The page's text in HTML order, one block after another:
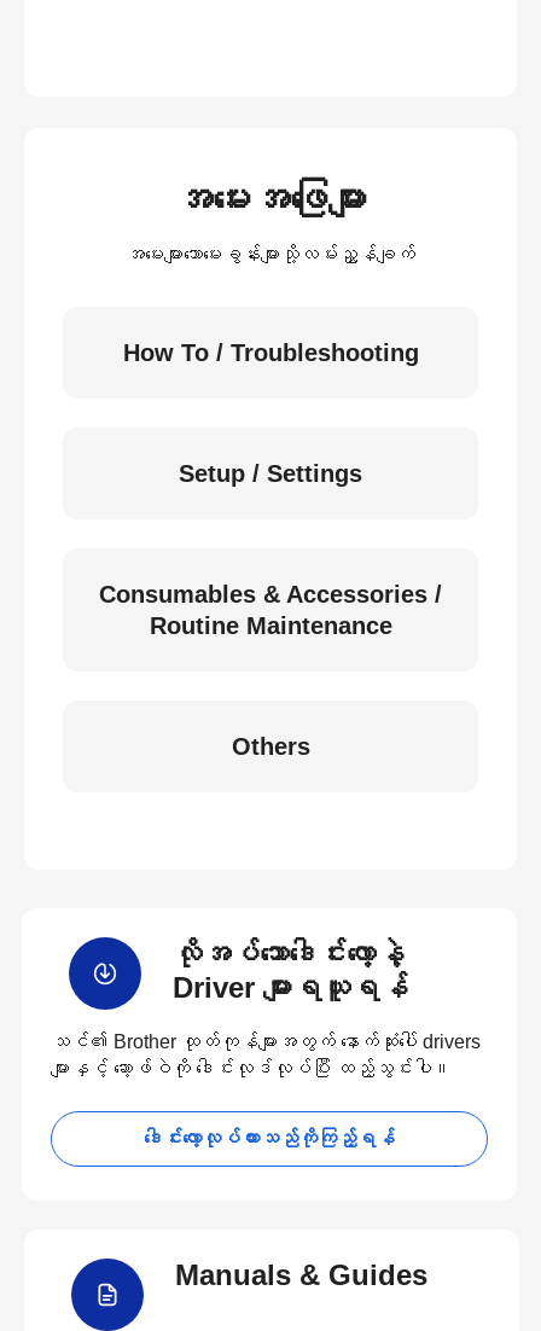
အမေးအဖြေများ
အမေးများသောမေးခွန်းများသို့လမ်းညွှန်ချက်
How To / Troubleshooting
Setup / Settings
Consumables & Accessories /
Routine Maintenance
Others
လိုအပ်သောဒေါင်းလော့နဲ့
Driver များရယူရန်
သင်၏ Brother ထုတ်ကုန်များအတွက် နောက်ဆုံးပေါ် drivers
များနှင့် ဆော့ဖ်ဝဲကို ဒေါင်းလုဒ်လုပ်ပြီး ထည့်သွင်းပါ။
ဒေါင်းလော့လုပ်ထားသည်ကိုကြည့်ရန်
Manuals & Guides